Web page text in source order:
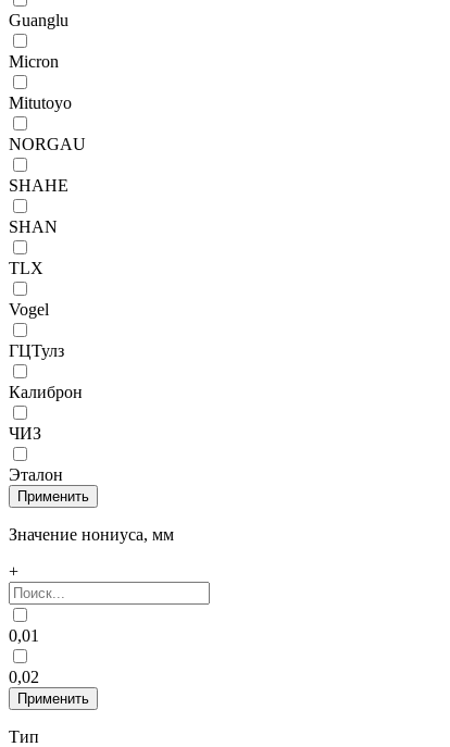
Guanglu
Micron
Mitutoyo
NORGAU
SHAHE
SHAN
TLX
Vogel
ГЦТулз
Калиброн
ЧИЗ
Эталон
Значение нониуса, мм
+
0,01
0,02
Тип